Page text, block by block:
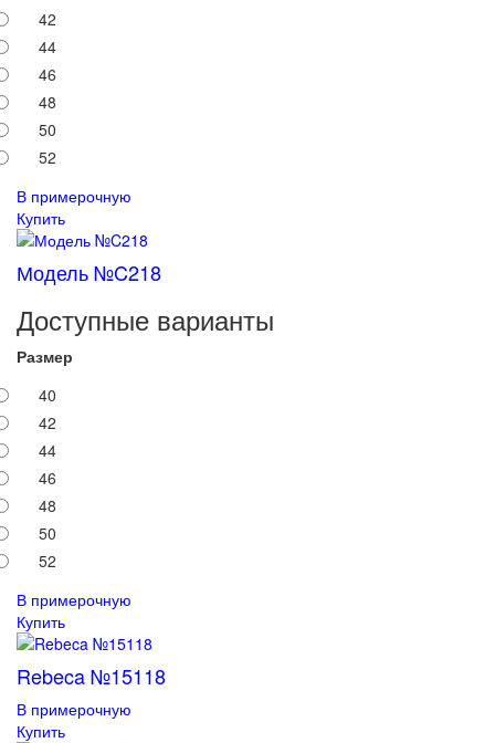
42
44
46
48
50
52
В примерочную
Купить
Модель №C218
Доступные варианты
Размер
40
42
44
46
48
50
52
В примерочную
Купить
Rebeca №15118
В примерочную
Купить